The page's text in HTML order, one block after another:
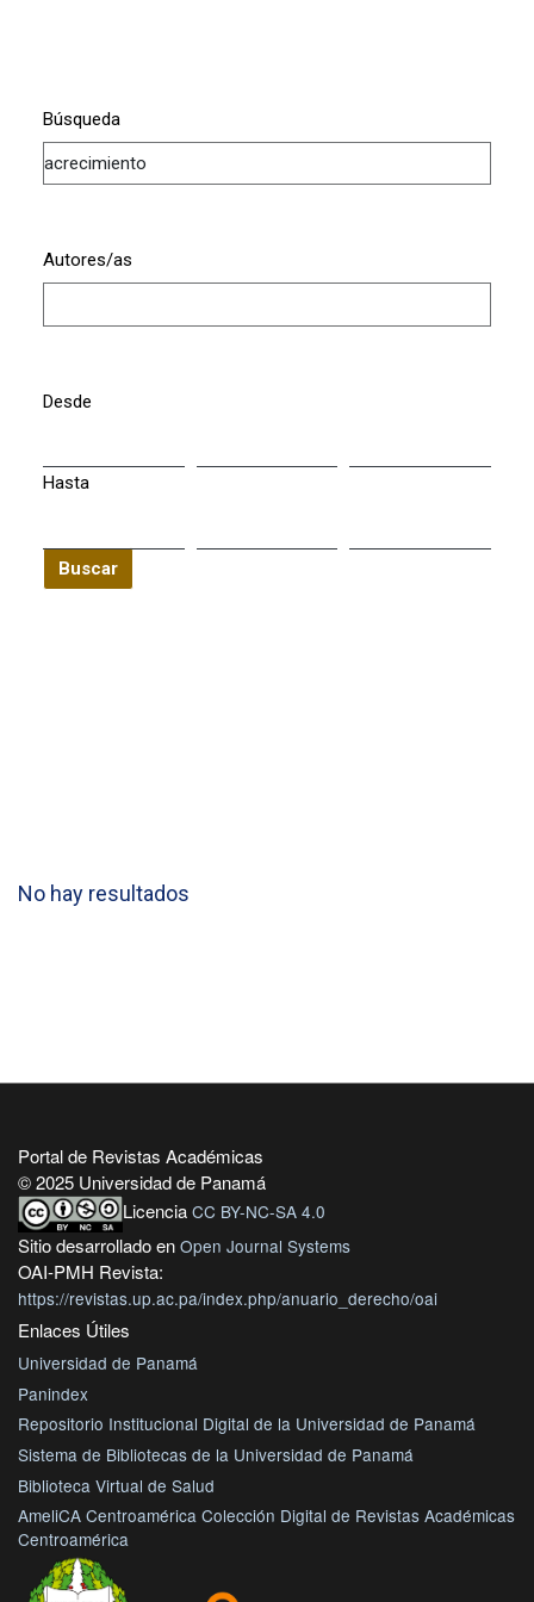
Búsqueda
Autores/as
Desde
Hasta
Buscar
No hay resultados
Portal de Revistas Académicas
© 2025 Universidad de Panamá
Licencia CC BY-NC-SA 4.0
Sitio desarrollado en Open Journal Systems
OAI-PMH Revista:
https://revistas.up.ac.pa/index.php/anuario_derecho/oai
Enlaces Útiles
Universidad de Panamá
Panindex
Repositorio Institucional Digital de la Universidad de Panamá
Sistema de Bibliotecas de la Universidad de Panamá
Biblioteca Virtual de Salud
AmeliCA Centroamérica Colección Digital de Revistas Académicas
Centroamérica